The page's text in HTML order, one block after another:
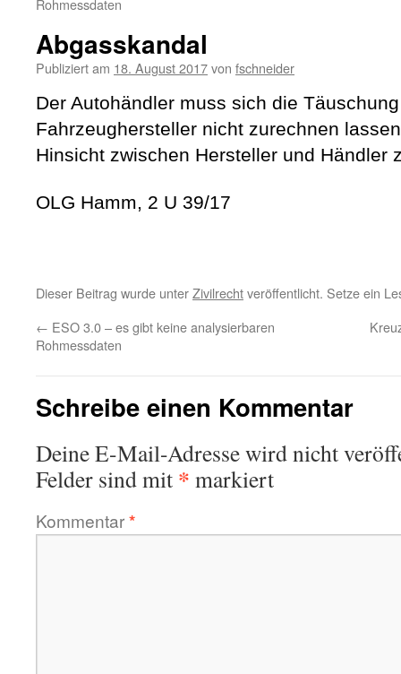
Rohmessdaten
Abgasskandal
Publiziert am 18. August 2017von fschneider
Der Autohändler muss sich die
Fahrzeughersteller nicht zurechnen
Hinsicht zwischen Hersteller und Händler
OLG Hamm, 2 U 39/17
Dieser Beitrag wurde unterZivilrechtveröffentlicht. Setze ein
← ESO 3.0 – es gibt keine analysierbaren
Rohmessdaten
Schreibe einen Kommentar
Deine E-Mail-Adresse wird nicht
Felder sind mit * markiert
Kommentar*